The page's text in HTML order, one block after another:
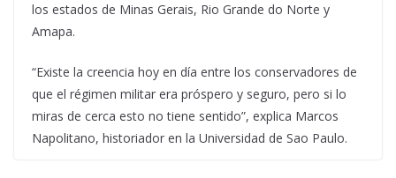
los estados de Minas Gerais, Rio Grande do Norte y
Amapa.
“Existe la creencia hoy en día entre los conservadores de
que el régimen militar era próspero y seguro, pero si lo
miras de cerca esto no tiene sentido”, explica Marcos
Napolitano, historiador en la Universidad de Sao Paulo.